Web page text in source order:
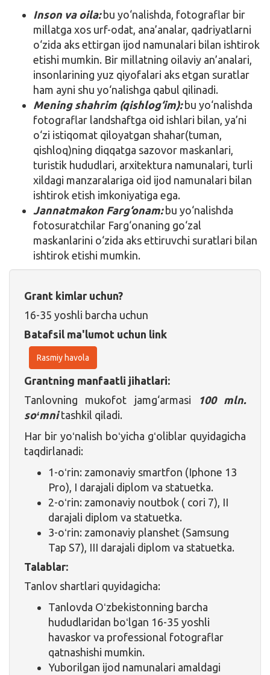
Inson va oila:bu yo‘nalishda, fotograflar bir
millatga xos urf-odat, ana’analar, qadriyatlarni
o‘zida aks ettirgan ijod namunalari bilan ishtirok
etishi mumkin. Bir millatning oilaviy an’analari,
insonlarining yuz qiyofalari aks etgan suratlar
ham ayni shu yo‘nalishga qabul qilinadi.
Mening shahrim (qishlog‘im):bu yo‘nalishda
fotograflar landshaftga oid ishlari bilan, ya’ni
o‘zi istiqomat qiloyatgan shahar(tuman,
qishloq)ning diqqatga sazovor maskanlari,
turistik hududlari, arxitektura namunalari, turli
xildagi manzaralariga oid ijod namunalari bilan
ishtirok etish imkoniyatiga ega.
Jannatmakon Farg‘onam:bu yo‘nalishda
fotosuratchilar Farg‘onaning go‘zal
maskanlarini o‘zida aks ettiruvchi suratlari bilan
ishtirok etishi mumkin.
Grant kimlar uchun?
16-35 yoshli barcha uchun
Batafsil ma'lumot uchun link
Rasmiy havola
Grantning manfaatli jihatlari:
Tanlovning mukofot jamg‘armasi
100 mln.
soʻmnitashkil qiladi.
Har bir yoʻnalish boʻyicha gʻoliblar quyidagicha
taqdirlanadi:
1-oʻrin: zamonaviy smartfon (Iphone 13
Pro), I darajali diplom va statuetka.
2-oʻrin: zamonaviy noutbok ( cori 7), II
darajali diplom va statuetka.
3-oʻrin: zamonaviy planshet (Samsung
Tap S7), III darajali diplom va statuetka.
Talablar:
Tanlov shartlari quyidagicha:
Tanlovda Oʻzbekistonning barcha
hududlaridan boʻlgan 16-35 yoshli
havaskor va professional fotograflar
qatnashishi mumkin.
Yuborilgan ijod namunalari amaldagi